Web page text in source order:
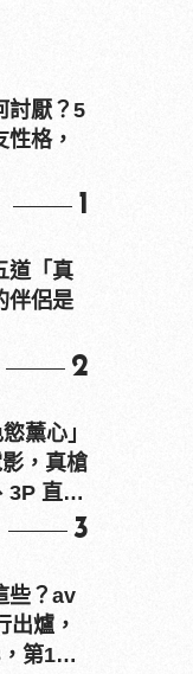
討厭？5
格，
1
道「真
伴侶是
2
薰心」
，真槍
3P 直接
3
些？av
出爐，
第1名